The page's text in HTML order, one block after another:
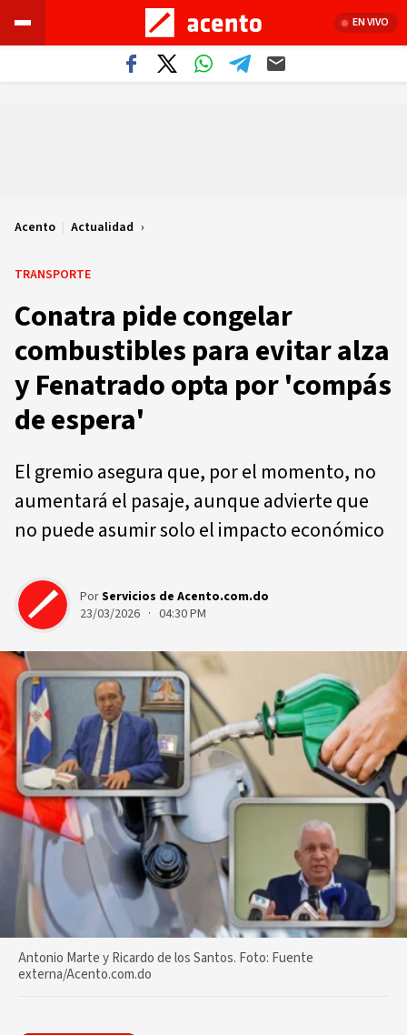
EN VIVO
Acento | Actualidad
TRANSPORTE
Conatra pide congelar
combustibles para evitar alza
y Fenatrado opta por 'compás
de espera'
El gremio asegura que, por el momento, no
aumentará el pasaje, aunque advierte que
no puede asumir solo el impacto económico
PorServicios de Acento.com.do
23/03/2026 · 04:30 PM
Antonio Marte y Ricardo de los Santos. Foto: Fuente
externa/Acento.com.do